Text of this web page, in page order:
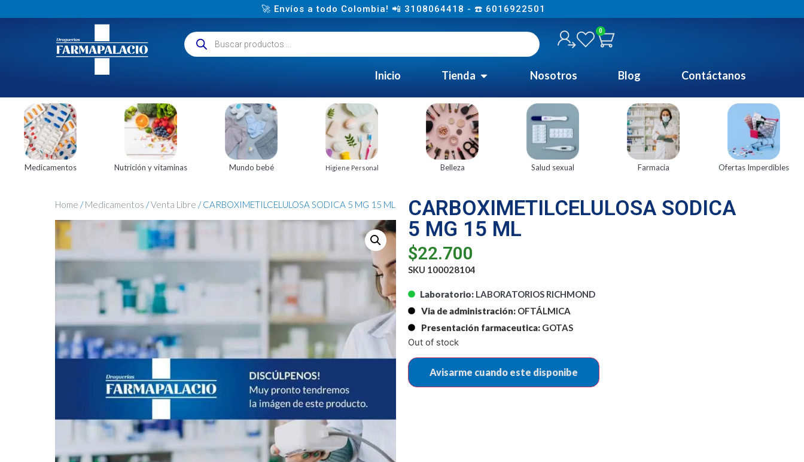
🚀 Envíos a todo Colombia! 📲 3108064418 - ☎️ 6016922501
0
Inicio Tienda Nosotros Blog Contáctanos
Medicamentos Nutrición y vitaminas Mundo bebé Higiene Personal Belleza Salud sexual Farmacia Ofertas Imperdibles
Home /Medicamentos /Venta Libre / CARBOXIMETILCELULOSA SODICA 5 MG 15 ML
CARBOXIMETILCELULOSA SODICA
5 MG 15 ML
$22.700
SKU 100028104
Laboratorio: LABORATORIOS RICHMOND
Via de administración: OFTÁLMICA
Presentación farmaceutica: GOTAS
Out of stock